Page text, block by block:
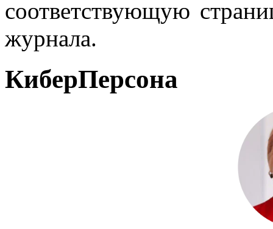
соответствующую
журнала.
КиберПерсона